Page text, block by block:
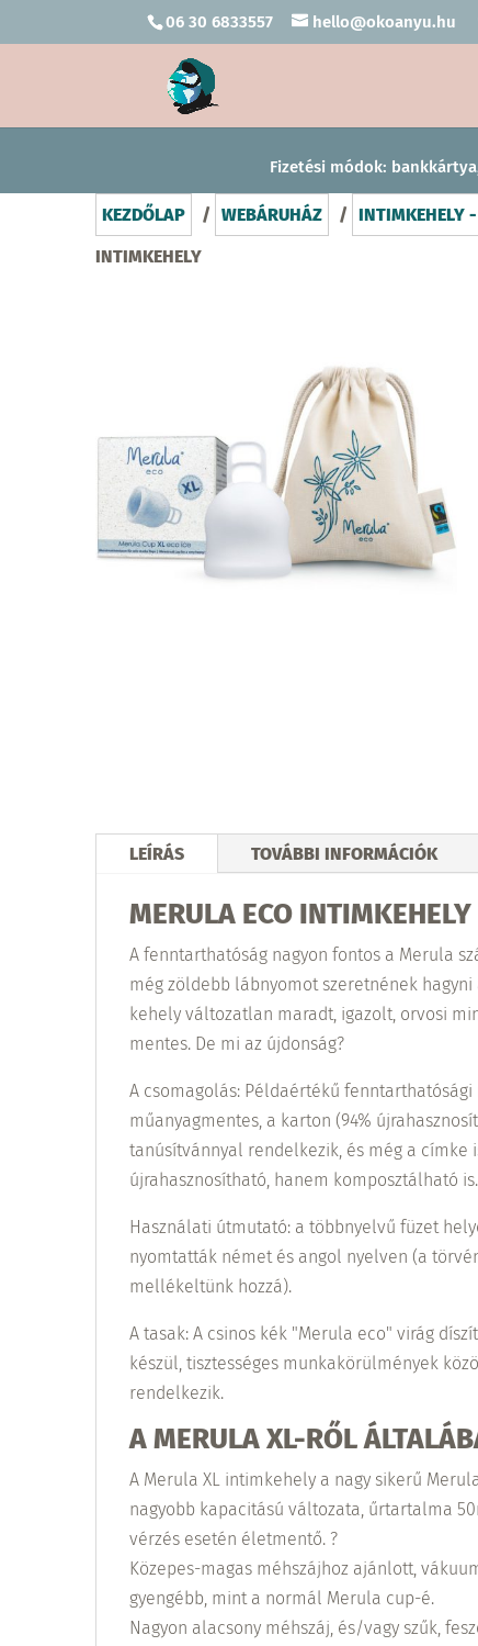
06 30 6833557 hello@okoanyu.hu
Fizetési módok:
KEZDŐLAP / WEBÁRUHÁZ / INTIMKEHELY
INTIMKEHELY
LEÍRÁS TOVÁBBI INFORMÁCIÓK
MERULA ECO INTIMKEHELY
A fenntarthatóság nagyon fontos a Merula
még zöldebb lábnyomot szeretnének
kehely változatlan maradt, igazolt, orvosi
mentes. De mi az újdonság?
A csomagolás: Példaértékű
műanyagmentes, a karton (94%
tanúsítvánnyal rendelkezik, és még a címke
újrahasznosítható, hanem komposztálható is.
Használati útmutató: a többnyelvű füzet
nyomtatták német és angol nyelven (a
mellékeltünk hozzá).
A tasak: A csinos kék "Merula eco" virág
készül, tisztességes munkakörülmények
rendelkezik.
A MERULA XL-RŐL
A Merula XL intimkehely a nagy sikerű
nagyobb kapacitású változata, űrtartalma
vérzés esetén életmentő. ?
Közepes-magas méhszájhoz ajánlott,
gyengébb, mint a normál Merula cup-é.
Nagyon alacsony méhszáj, és/vagy szűk,